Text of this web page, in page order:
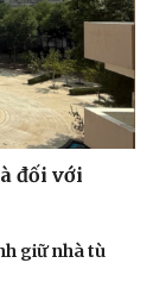
đối với
giữ nhà tù